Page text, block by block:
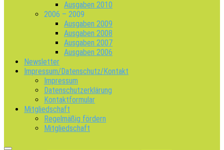
Ausgaben 2010
2006 – 2009
Ausgaben 2009
Ausgaben 2008
Ausgaben 2007
Ausgaben 2006
Newsletter
Impressum/Datenschutz/Kontakt
Impressum
Datenschutzerklärung
Kontaktformular
Mitgliedschaft
Regelmäßig fördern
Mitgliedschaft